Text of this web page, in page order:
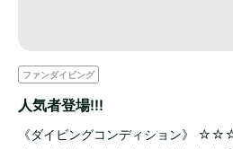
ファンダイビング
人気者登場!!!
《ダイビングコンディショ